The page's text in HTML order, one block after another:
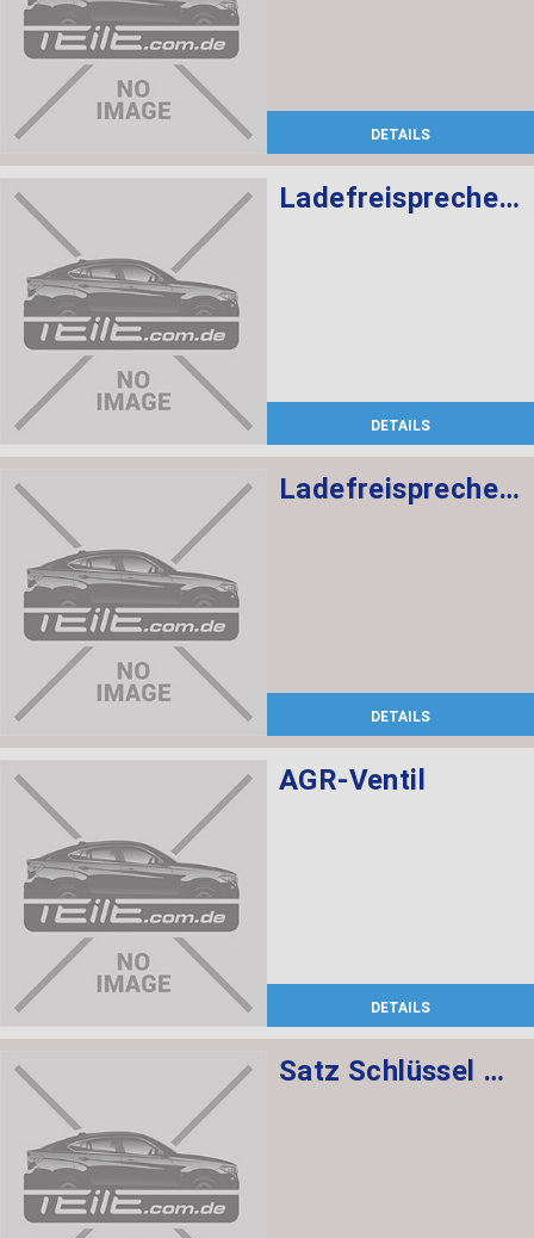
DETAILS
Ladefreisprechelektronik High BASIS SVS MULF2
DETAILS
Ladefreisprechelektronik High BASIS SVS MULF2
DETAILS
AGR-Ventil
DETAILS
Satz Schlüssel mit CAS-Steuergerät 868 MHZ